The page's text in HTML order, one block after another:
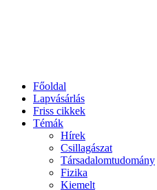
Főoldal
Lapvásárlás
Friss cikkek
Témák
Hírek
Csillagászat
Társadalomtudomány
Fizika
Kiemelt